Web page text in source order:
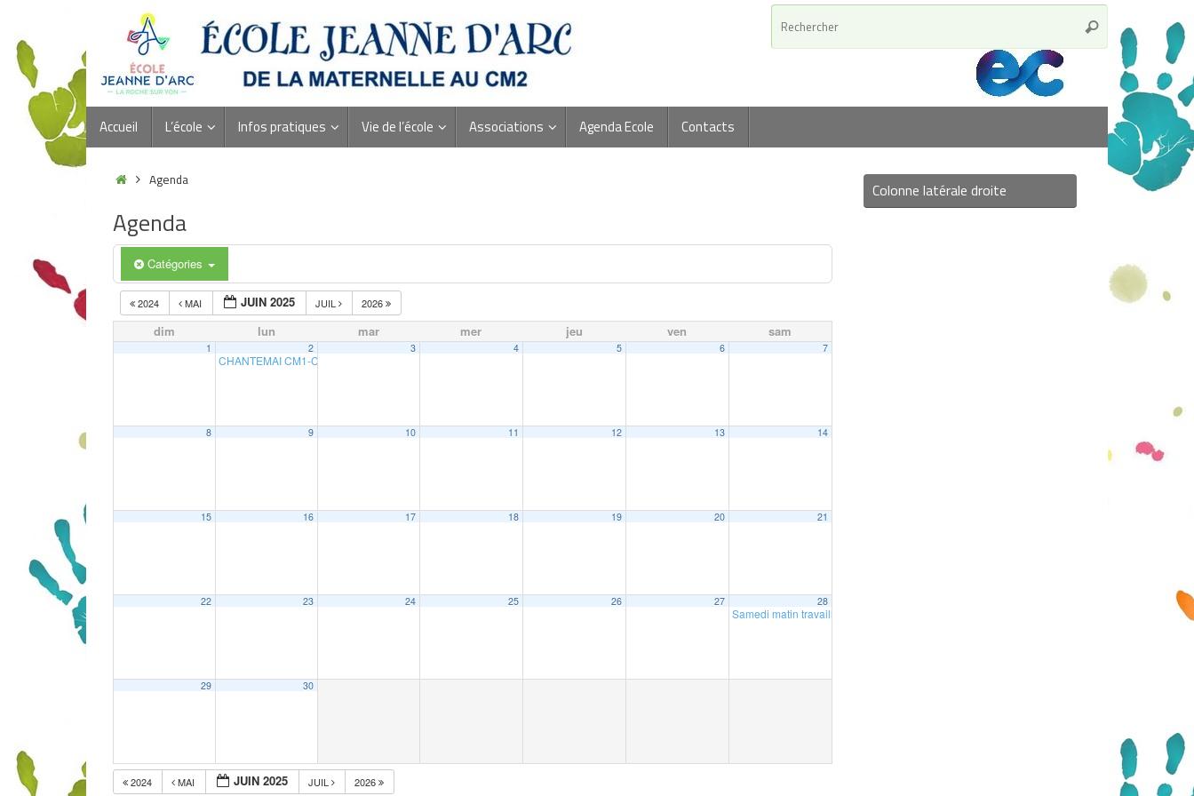
Accueil L’école Infos pratiques Vie de l’école Associations Agenda Ecole Contacts
Agenda
Agenda
Catégories
2024 MAI JUIN 2025 JUIL 2026
dim lun mar mer jeu ven sam
1 2
CHANTEMAI CM1-CM2
3 4 5 6 7
8 9 10 11 12 13 14
15 16 17 18 19 20 21
22 23 24 25 26 27 28
Samedi matin travaillé : kermesse à partir de 12h
29 30
2024 MAI JUIN 2025 JUIL 2026
Colonne latérale droite